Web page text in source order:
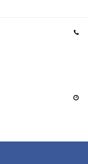
Гідростандарт